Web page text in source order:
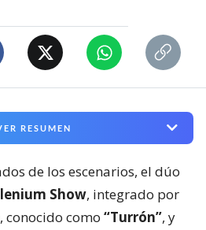
RESUMEN
de los escenarios, el dúo
Show, integrado por
conocido como “Turrón”, y